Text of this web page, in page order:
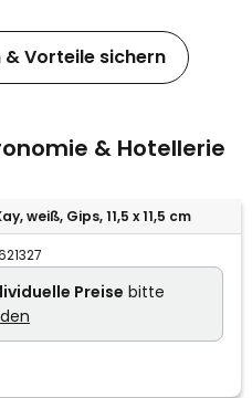
Vorteile sichern
& Hotellerie
weiß, Gips, 11,5 x 11,5 cm
Preise bitte